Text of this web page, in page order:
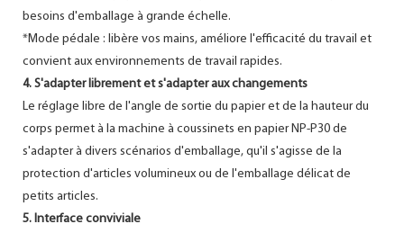
besoins d'emballage à grande échelle.
*Mode pédale : libère vos mains, améliore l'efficacité du travail et
convient aux environnements de travail rapides.
4. S'adapter librement et s'adapter aux changements
Le réglage libre de l'angle de sortie du papier et de la hauteur du
corps permet à la machine à coussinets en papier NP-P30 de
s'adapter à divers scénarios d'emballage, qu'il s'agisse de la
protection d'articles volumineux ou de l'emballage délicat de
petits articles.
5. Interface conviviale